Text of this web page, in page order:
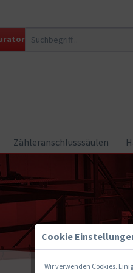
Zähleranschlusssäulen
Cookie
Wir verwenden Cookies.